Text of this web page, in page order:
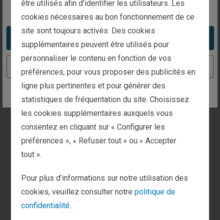
You appear to be in the United States
Take me to the United States website
qui sont connues de tous afin d’en donner une
interprétation différente et pertinente par rapport aux
autres acteurs du marché. Tout au long de son
histoire, Fisher Investments n’a eu cesse de mettre
au point des nouvelles méthodes d’analyse des
marchés financiers.
Les travaux théoriques menés par Ken Fisher dans
les années 1970 ont popularisé le ratio cours/chiffre
d’affaires et ont démontré sa pertinence comme outil
d’analyse des investissements. Cet outil a été utilisé
dans la gestion de portefeuilles de petites
capitalisations d’investisseurs institutionnels.
Au milieu des années 1980, Fisher Investments a
contribué à la reconnaissance de six styles
d’investissement. Fisher Investments s’est appuyé
sur ces avancées pour fonder un nouvel ensemble
être utilisés afin d’identifier les utilisateurs. Les
cookies nécessaires au bon fonctionnement de ce
site sont toujours activés. Des cookies
supplémentaires peuvent être utilisés pour
personnaliser le contenu en fonction de vos
préférences, pour vous proposer des publicités en
ligne plus pertinentes et pour générer des
statistiques de fréquentation du site. Choisissez
les cookies supplémentaires auxquels vous
consentez en cliquant sur « Configurer les
préférences », « Refuser tout » ou « Accepter
tout ».
Pour plus d’informations sur notre utilisation des
cookies, veuillez consulter notrepolitique de
confidentialité.